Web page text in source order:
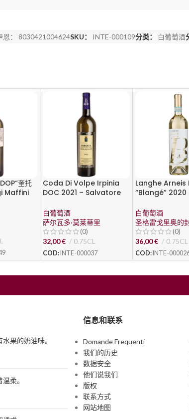
恩： 8030421004624SKU： INTE-000109分类： 白葡萄酒
奎托
Maffini
Coda Di Volpe Irpinia
DOC 2021 – Salvatore
白葡萄酒
萨尔瓦多·莫莱蒂里
(0)
32,00€ 0.75CL
COD: INTE-000037
Langhe Arneis
“Blangé” 2020
白葡萄酒
圣格雷戈里奥的
(0)
36,00€ 0.75CL
COD: INTE-
果的奶油味。
柔。
信息和联系
Domande Frequenti
我们的历史
数据安全
他们说我们
版权
联系方式
网站地图